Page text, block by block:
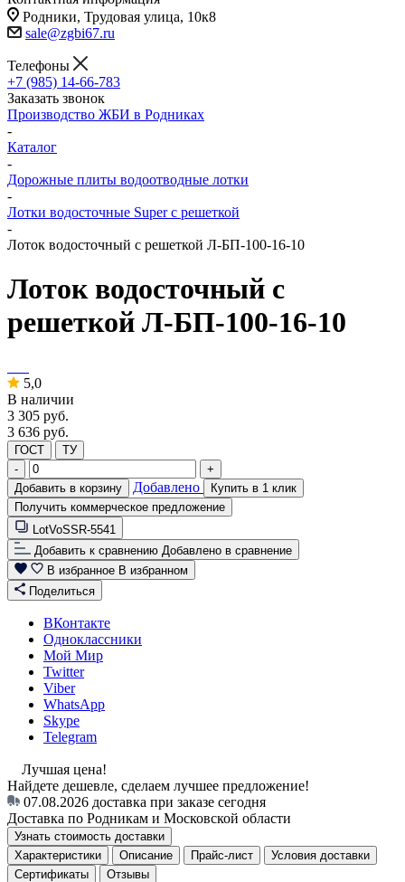
Родники, Трудовая улица, 10к8
sale@zgbi67.ru
Телефоны
+7 (985) 14-66-783
Заказать звонок
Производство ЖБИ в Родниках
-
Каталог
-
Дорожные плиты водоотводные лотки
-
Лотки водосточные Super с решеткой
-
Лоток водосточный с решеткой Л-БП-100-16-10
Лоток водосточный с
решеткой Л-БП-100-16-10
5,0
В наличии
3 305 руб.
3 636 руб.
ГОСТ
ТУ
-
+
Добавить в корзину
Добавлено
Купить в 1 клик
Получить коммерческое предложение
LotVoSSR-5541
Добавить к сравнению Добавлено в сравнение
В избранное В избранном
Поделиться
ВКонтакте
Одноклассники
Мой Мир
Twitter
Viber
WhatsApp
Skype
Telegram
Лучшая цена!
Найдете дешевле, сделаем лучшее предложение!
07.08.2026 доставка при заказе сегодня
Доставка по Родникам и Московской области
Узнать стоимость доставки
Характеристики
Описание Прайс-лист
Условия доставки
Сертификаты
Отзывы